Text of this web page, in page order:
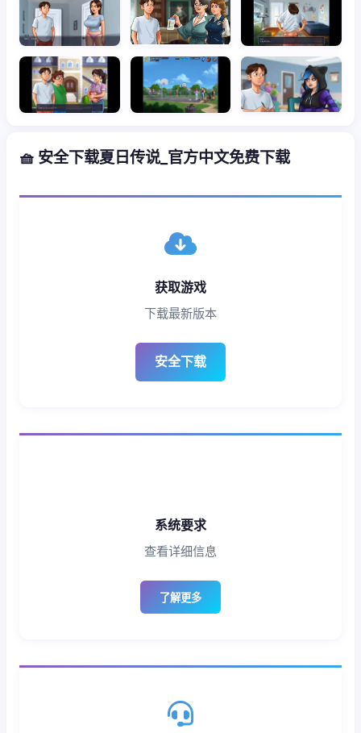
🧺 安全下载夏日传说_官方中文免费下载
获取游戏
下载最新版本
安全下载
系统要求
查看详细信息
了解更多